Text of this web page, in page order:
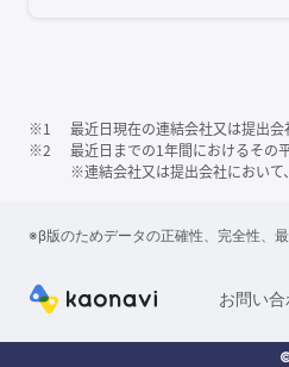
※1
最近日現在の連結会社又は提出
※2
最近日までの1年間におけるその
※連結会社又は提出会社において
※β版のためデータの正確性、完全性、
お問い